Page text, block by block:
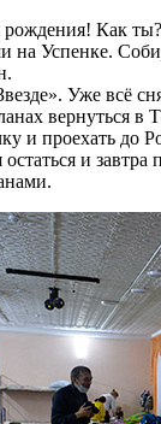
Как
на Успенке.
Уже всё
вернуться в
и проехать до
и завтра